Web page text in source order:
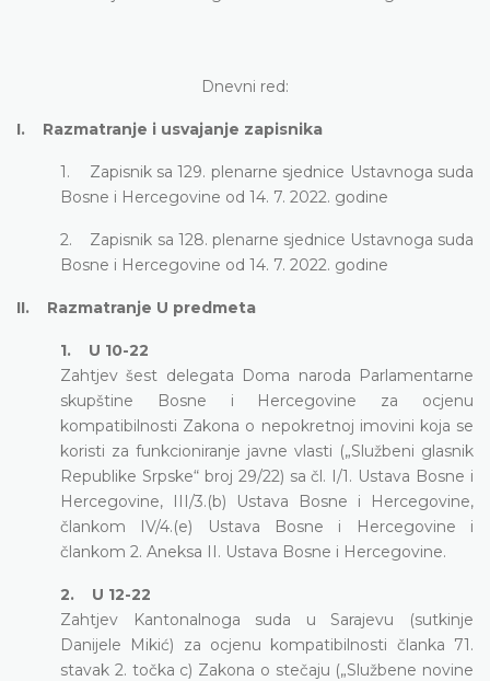
Dnevni red:
I. Razmatranje i usvajanje zapisnika
1. Zapisnik sa 129. plenarne sjednice Ustavnoga suda
Bosne i Hercegovine od 14. 7. 2022. godine
2. Zapisnik sa 128. plenarne sjednice Ustavnoga suda
Bosne i Hercegovine od 14. 7. 2022. godine
II. Razmatranje U predmeta
1. U 10-22
Zahtjev šest delegata Doma naroda Parlamentarne
skupštine Bosne i Hercegovine za ocjenu
kompatibilnosti Zakona o nepokretnoj imovini koja se
koristi za funkcioniranje javne vlasti („Službeni glasnik
Republike Srpske“ broj 29/22) sa čl. I/1. Ustava Bosne i
Hercegovine, III/3.(b) Ustava Bosne i Hercegovine,
člankom IV/4.(e) Ustava Bosne i Hercegovine i
člankom 2. Aneksa II. Ustava Bosne i Hercegovine.
2. U 12-22
Zahtjev Kantonalnoga suda u Sarajevu (sutkinje
Danijele Mikić) za ocjenu kompatibilnosti članka 71.
stavak 2. točka c) Zakona o stečaju („Službene novine